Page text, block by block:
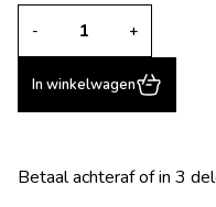
- +
In winkelwagen
Betaal achteraf of in 3